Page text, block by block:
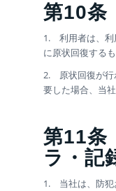
第10条
1. 利用者は、利
に原状回復するも
2. 原状回復が行
要した場合、当
第11条
ラ・記
1. 当社は、防犯